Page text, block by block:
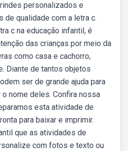
personalizados e
de qualidade com a letra c.
c na educação infantil, é
das crianças por meio da
como casa e cachorro,
Diante de tantos objetos
ser de grande ajuda para
nome deles. Confira nossa
esta atividade de
para baixar e imprimir.
que as atividades de
com fotos e texto ou